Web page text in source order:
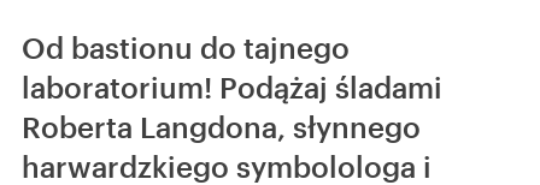
Od bastionu do tajnego
laboratorium! Podążaj śladami
Roberta Langdona, słynnego
harwardzkiego symbolologa i